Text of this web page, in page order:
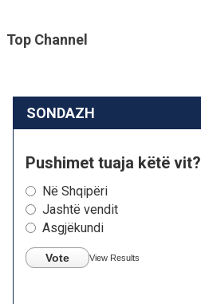
Top Channel
SONDAZH
Pushimet tuaja këtë vit?
Në Shqipëri
Jashtë vendit
Asgjëkundi
Vote View Results